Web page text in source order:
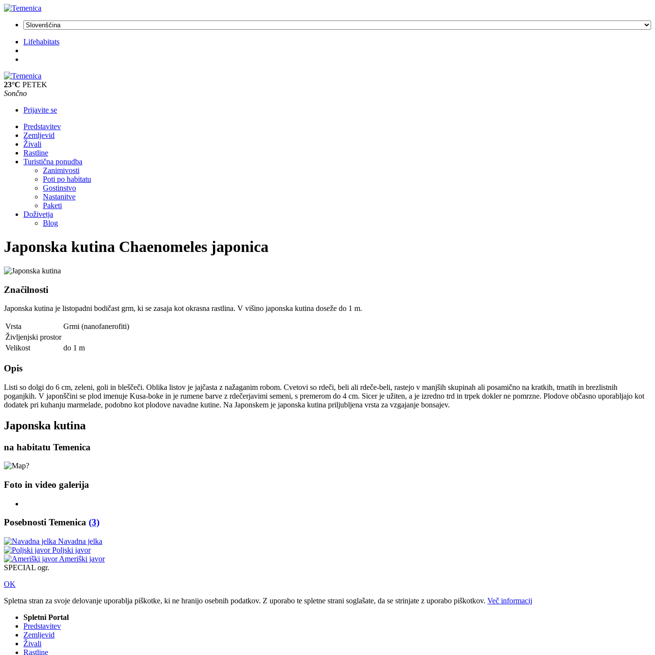
Lifehabitats
23°C PETEK
Sončno
Prijavite se
Predstavitev
Zemljevid
Živali
Rastline
Turistična ponudba
Zanimivosti
Poti po habitatu
Gostinstvo
Nastanitve
Paketi
Doživetja
Blog
Japonska kutina Chaenomeles japonica
Značilnosti
Japonska kutina je listopadni bodičast grm, ki se zasaja kot okrasna rastlina. V višino japonska kutina doseže do 1 m.
Vrsta
Grmi (nanofanerofiti)
Življenjski prostor
Velikost
do 1 m
Opis
Listi so dolgi do 6 cm, zeleni, goli in bleščeči. Oblika listov je jajčasta z nažaganim robom. Cvetovi so rdeči, beli ali rdeče-beli, rastejo v manjših skupinah ali posamično na kratkih, trnatih in brezlistnih
poganjkih. V japonščini se plod imenuje Kusa-boke in je rumene barve z rdečerjavimi semeni, s premerom do 4 cm. Sicer je užiten, a je izredno trd in trpek dokler ne pomrzne. Plodove občasno uporabljajo kot
dodatek pri kuhanju marmelade, podobno kot plodove navadne kutine. Na Japonskem je japonska kutina priljubljena vrsta za vzgajanje bonsajev.
Japonska kutina
na habitatu Temenica
Foto in video galerija
Posebnosti Temenica (3)
Navadna jelka
Poljski javor
Ameriški javor
SPECIAL ogr.
OK
Spletna stran za svoje delovanje uporablja piškotke, ki ne hranijo osebnih podatkov. Z uporabo te spletne strani soglašate, da se strinjate z uporabo piškotkov. Več informacij
Spletni Portal
Predstavitev
Zemljevid
Živali
Rastline